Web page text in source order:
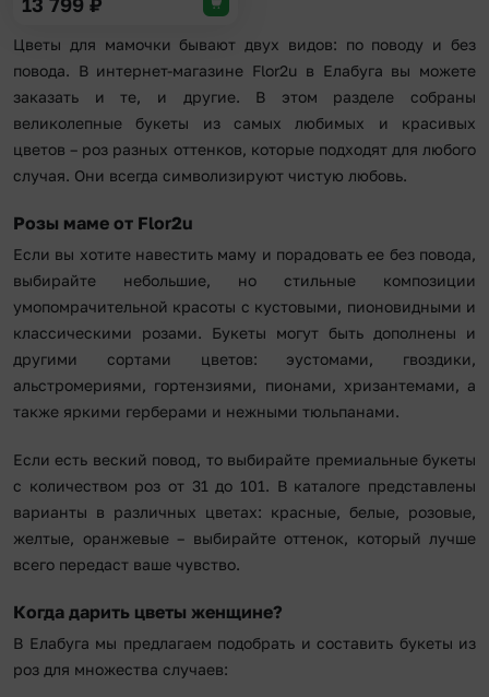
Цветы для мамочки бывают двух видов: по поводу и без
повода. В интернет-магазине Flor2u в Елабуга вы можете
заказать и те, и другие. В этом разделе собраны
великолепные букеты из самых любимых и красивых
цветов – роз разных оттенков, которые подходят для любого
случая. Они всегда символизируют чистую любовь.
Розы маме от Flor2u
Если вы хотите навестить маму и порадовать ее без повода,
выбирайте небольшие, но стильные композиции
умопомрачительной красоты с кустовыми, пионовидными и
классическими розами. Букеты могут быть дополнены и
другими сортами цветов: эустомами, гвоздики,
альстромериями, гортензиями, пионами, хризантемами, а
также яркими герберами и нежными тюльпанами.
Если есть веский повод, то выбирайте премиальные букеты
с количеством роз от 31 до 101. В каталоге представлены
варианты в различных цветах: красные, белые, розовые,
желтые, оранжевые – выбирайте оттенок, который лучше
всего передаст ваше чувство.
Когда дарить цветы женщине?
В Елабуга мы предлагаем подобрать и составить букеты из
роз для множества случаев: